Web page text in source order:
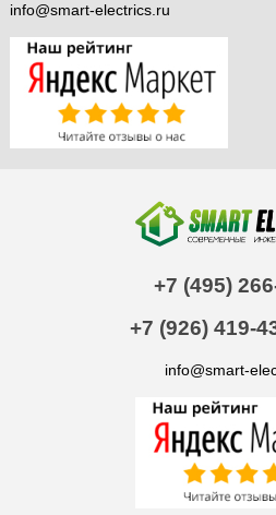
info@smart-electrics.ru
+7 (495)
+7 (926) 419-
info@smart-